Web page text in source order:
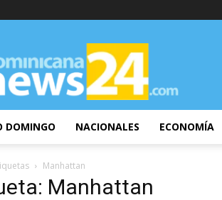
DominicanaNews24
DOMINGO NACIONALES ECONOMÍA
Manhattan
Manhattan